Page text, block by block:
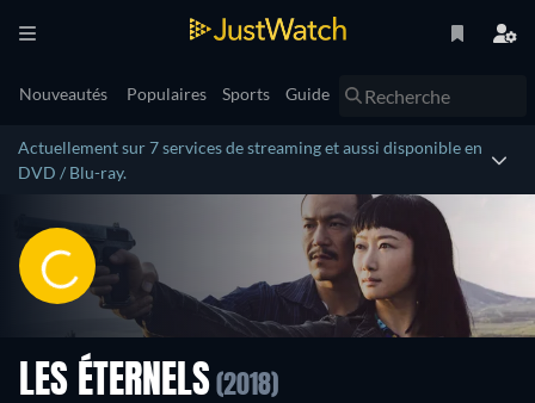
Nouveautés Populaires Sports Guide
Actuellement sur 7 services de streaming et aussi disponible en
DVD / Blu-ray.
LES ÉTERNELS (2018)